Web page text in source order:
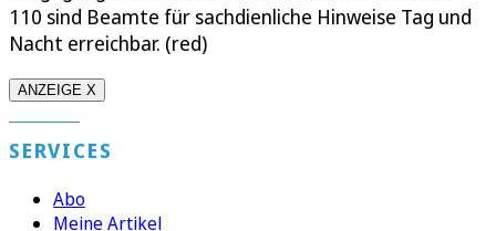
110 sind Beamte für sachdienliche Hinweise Tag und
Nacht erreichbar. (red)
ANZEIGE X
SERVICES
Abo
Meine Artikel